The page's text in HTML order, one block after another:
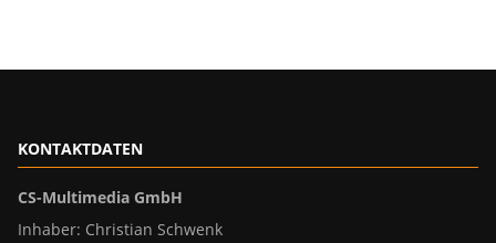
KONTAKTDATEN
CS-Multimedia GmbH
Inhaber: Christian Schwenk